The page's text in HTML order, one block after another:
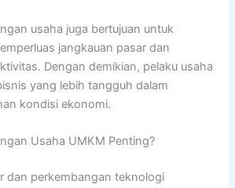
usaha juga bertujuan untuk
jangkauan pasar dan
Dengan demikian, pelaku usaha
yang lebih tangguh dalam
kondisi ekonomi.
Usaha UMKM Penting?
dan perkembangan teknologi